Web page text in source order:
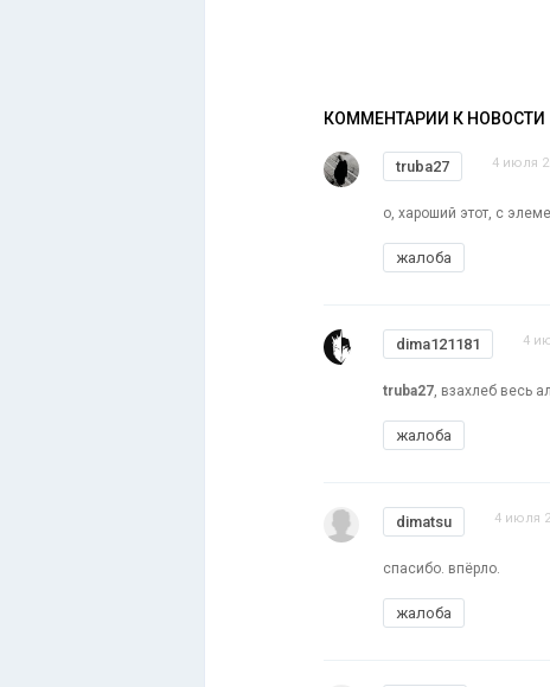
КОММЕНТАРИИ К НОВОСТИ
truba27 4 июля
о, хароший этот, с
жалоба
dima121181 4
truba27, взахлеб весь
жалоба
dimatsu 4 июля
спасибо. впёрло.
жалоба